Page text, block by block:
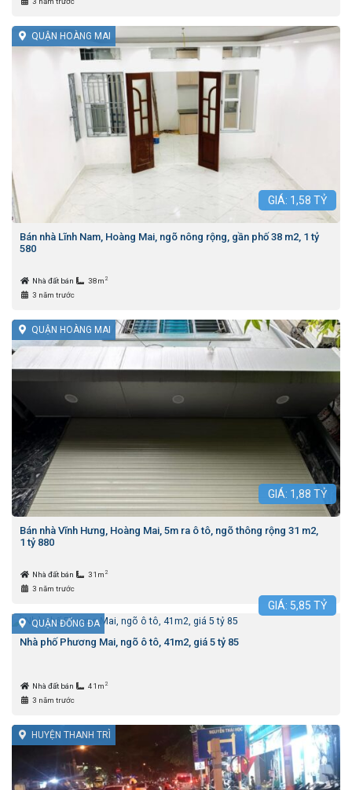
QUẬN HOÀNG MAI
GIÁ: 1,58 TỶ
Bán nhà Lĩnh Nam, Hoàng Mai, ngõ nông rộng, gần phố 38 m2, 1 tỷ
580
Nhà đất bán 38m 2
3 năm trước
QUẬN HOÀNG MAI
GIÁ: 1,88 TỶ
Bán nhà Vĩnh Hưng, Hoàng Mai, 5m ra ô tô, ngõ thông rộng 31 m2,
1 tỷ 880
Nhà đất bán 31m 2
3 năm trước
QUẬN ĐỐNG ĐA
GIÁ: 5,85 TỶ
Nhà phố Phương Mai, ngõ ô tô, 41m2, giá 5 tỷ 85
Nhà đất bán 41m 2
3 năm trước
HUYỆN THANH TRÌ